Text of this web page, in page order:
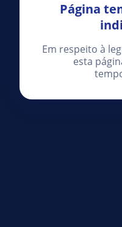
Página
Em respeito à
esta